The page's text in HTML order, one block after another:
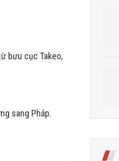
bưu cục Takeo,
sang Pháp.